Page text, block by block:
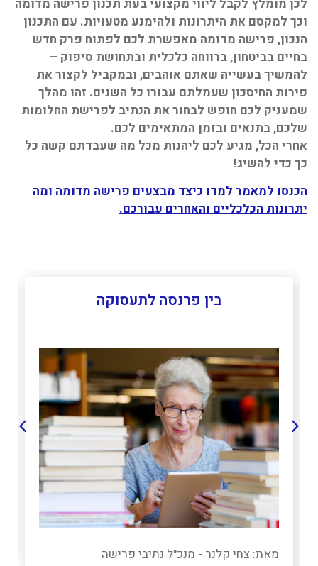
לכן מומלץ לקבל ליווי מקצועי בעת תכנון פרישה מדומה
וכך למקסם את היתרונות ולהימנע מטעויות. עם התכנון
הנכון, פרישה מדומה מאפשרת לכם לפתוח פרק חדש
בחיים בביטחון, ברווחה כלכלית ובתחושת סיפוק –
להמשיך בעשייה שאתם אוהבים, ובמקביל לקצור את
פירות החיסכון שעמלתם עבורו כל השנים. זהו מהלך
שמעניק לכם חופש לבחור את הנתיב לפרישת החלומות
שלכם, בתנאים ובזמן המתאימים לכם.
אחרי הכל, מגיע לכם ליהנות מכל מה שעבדתם קשה כל
כך כדי להשיג!
הכנסו למאמר למדו כיצד מבצעים פרישה מדומה ומה
יתרונות הכלכליים והאחרים עבורכם.
בין פרנסה לתעסוקה
מאת: צחי קלנר - מנכ"ל נתיבי פרישה